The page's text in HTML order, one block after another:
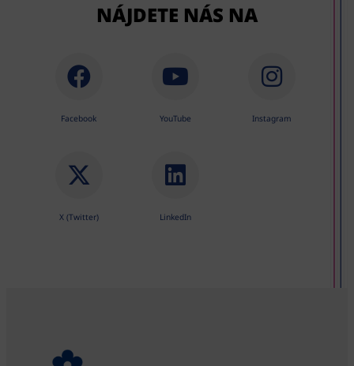
NÁJDETE NÁS NA
Facebook YouTube Instagram
X (Twitter) LinkedIn